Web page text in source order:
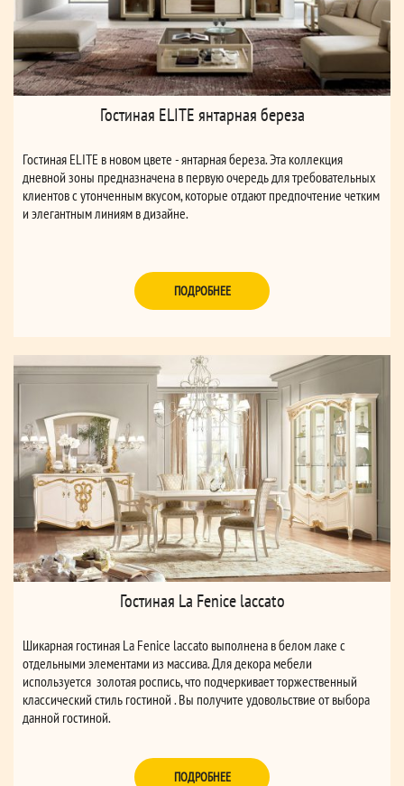
Гостиная ELITE янтарная береза
Гостиная ELITE в новом цвете - янтарная береза. Эта коллекция
дневной зоны предназначена в первую очередь для требовательных
клиентов с утонченным вкусом, которые отдают предпочтение четким
и элегантным линиям в дизайне.
ПОДРОБНЕЕ
Гостиная La Fenice laccato
Шикарная гостиная La Fenice laccato выполнена в белом лаке с
отдельными элементами из массива. Для декора мебели
используется золотая роспись, что подчеркивает торжественный
классический стиль гостиной . Вы получите удовольствие от выбора
данной гостиной.
ПОДРОБНЕЕ